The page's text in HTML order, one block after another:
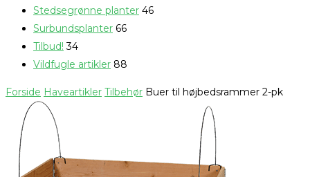
Stedsegrønne planter 46
Surbundsplanter 66
Tilbud! 34
Vildfugle artikler 88
Forside Haveartikler Tilbehør Buer til højbedsrammer 2-pk